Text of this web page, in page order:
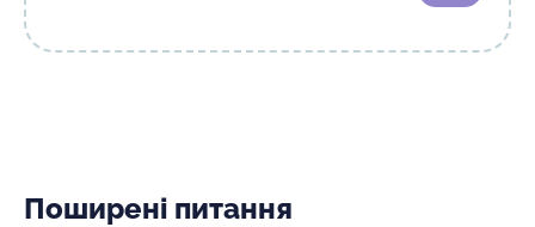
Поширені питання